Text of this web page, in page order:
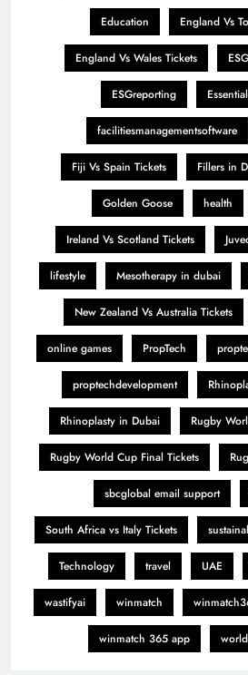
Education England Vs
England Vs Wales Tickets
ESGreporting
facilitiesmanagementsoftware
Fiji Vs Spain Tickets Fillers in
Golden Goose health
Ireland Vs Scotland Tickets
lifestyle Mesotherapy in dubai
New Zealand Vs Australia Tickets
online games PropTech
proptechdevelopment
Rhinoplasty in Dubai Rugby
Rugby World Cup Final Tickets
sbcglobal email support
South Africa vs Italy Tickets
Technology travel UAE
wastifyai winmatch
winmatch 365 app